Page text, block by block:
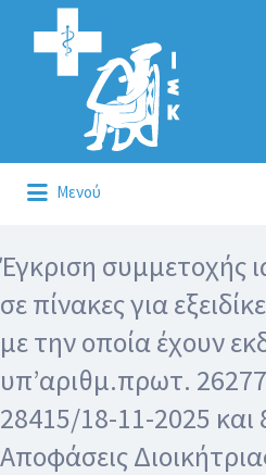
Αναζήτηση
για:
Μενού
για:
Έγκριση συμμετοχής
σε πίνακες για
με την οποία έχουν
υπ’αριθμ.πρωτ.
28415/18-11-2025
Αποφάσεις